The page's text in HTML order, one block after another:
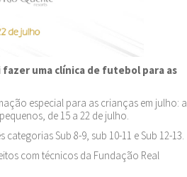
uma clínica de futebol para as
especial para as crianças em julho: a
de 15 a 22 de julho.
Sub 8-9, sub 10-11 e Sub 12-13.
com técnicos da Fundação Real